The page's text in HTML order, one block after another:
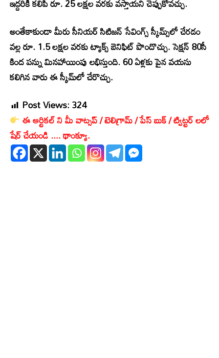
అంతేకాకుండా మీరు సీనియర్ సిటిజన్ సేవింగ్స్ స్కీమ్స్‌లో చేరడం
వల్ల రూ. 1.5 లక్షల వరకు ట్యాక్స్ బెనిఫిట్ పొందొచ్చు. సెక్షన్ 80సీ
కింద పన్ను మినహాయింపు లభిస్తుంది. 60 ఏళ్లకు పైన వయసు
కలిగిన వారు ఈ స్కీమ్‌లో చేరొచ్చు.
Post Views:324
ఈ ఆర్టికల్ ని మీ వాట్సప్ / టెలిగ్రామ్ / పేస్ బుక్ / ట్విట్టర్ లలో
షేర్ చేయండి .... థాంక్యూ.